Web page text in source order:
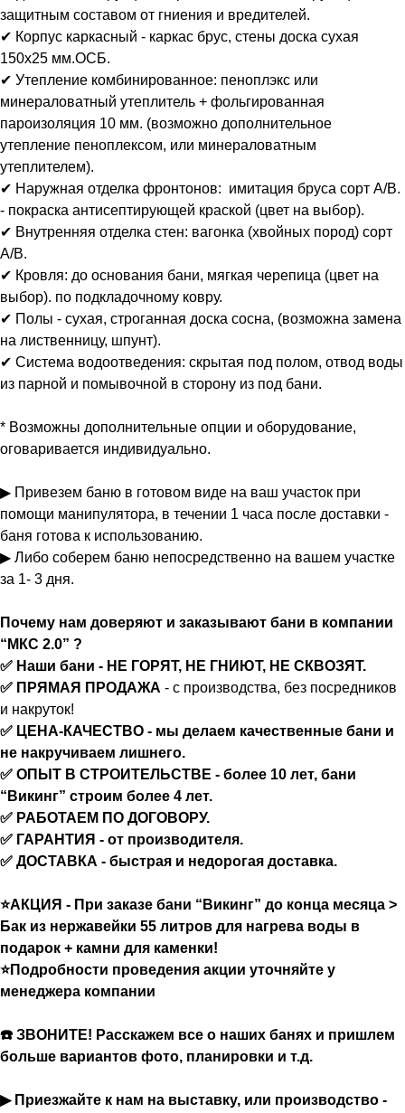
защитным составом от гниения и вредителей.
✔ Корпус каркасный - каркас брус, стены доска сухая
150х25 мм.ОСБ.
✔ Утепление комбинированное: пеноплэкс или
минераловатный утеплитель + фольгированная
пароизоляция 10 мм. (возможно дополнительное
утепление пеноплексом, или минераловатным
утеплителем).
✔ Наружная отделка фронтонов: имитация бруса сорт А/В.
- покраска антисептирующей краской (цвет на выбор).
✔ Внутренняя отделка стен: вагонка (хвойных пород) сорт
А/В.
✔ Кровля: до основания бани, мягкая черепица (цвет на
выбор). по подкладочному ковру.
✔ Полы - сухая, строганная доска сосна, (возможна замена
на лиственницу, шпунт).
✔ Система водоотведения: скрытая под полом, отвод воды
из парной и помывочной в сторону из под бани.
* Возможны дополнительные опции и оборудование,
оговаривается индивидуально.
▶ Привезем баню в готовом виде на ваш участок при
помощи манипулятора, в течении 1 часа после доставки -
баня готова к использованию.
▶ Либо соберем баню непосредственно на вашем участке
за 1- 3 дня.
Почему нам доверяют и заказывают бани в компании
“МКС 2.0” ?
✅ Наши бани - НЕ ГОРЯТ, НЕ ГНИЮТ, НЕ СКВОЗЯТ.
✅ ПРЯМАЯ ПРОДАЖА - с производства, без посредников
и накруток!
✅ ЦЕНА-КАЧЕСТВО - мы делаем качественные бани и
не накручиваем лишнего.
✅ ОПЫТ В СТРОИТЕЛЬСТВЕ - более 10 лет, бани
“Викинг” строим более 4 лет.
✅ РАБОТАЕМ ПО ДОГОВОРУ.
✅ ГАРАНТИЯ - от производителя.
✅ ДОСТАВКА - быстрая и недорогая доставка.
⭐АКЦИЯ - При заказе бани “Викинг” до конца месяца >
Бак из нержавейки 55 литров для нагрева воды в
подарок + камни для каменки!
⭐Подробности проведения акции уточняйте у
менеджера компании
☎️ ЗВОНИТЕ! Расскажем все о наших банях и пришлем
больше вариантов фото, планировки и т.д.
▶ Приезжайте к нам на выставку, или производство -